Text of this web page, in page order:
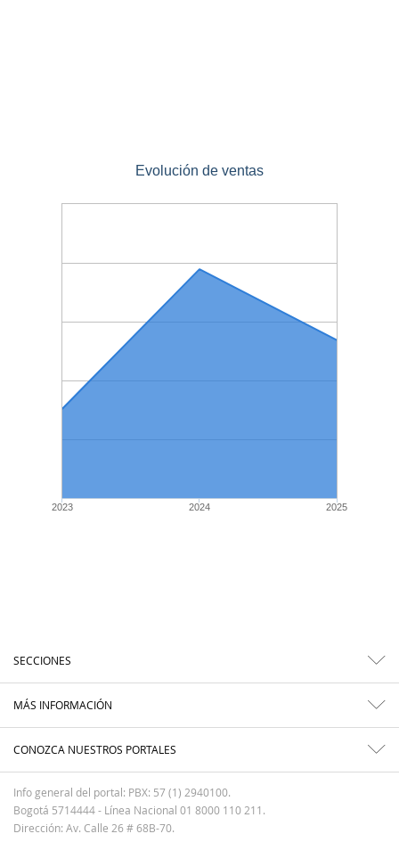
Evolución de ventas
2023 2024 2025
SECCIONES
MÁS INFORMACIÓN
CONOZCA NUESTROS PORTALES
Info general del portal: PBX: 57 (1) 2940100.
Bogotá 5714444 - Línea Nacional 01 8000 110 211.
Dirección: Av. Calle 26 # 68B-70.